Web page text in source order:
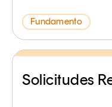
Fundamento
Solicitudes